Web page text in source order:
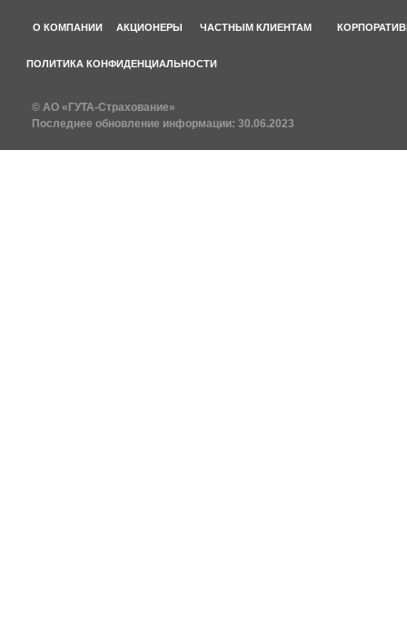
О КОМПАНИИ АКЦИОНЕРЫ ЧАСТНЫМ КЛИЕНТАМ
ПОЛИТИКА КОНФИДЕНЦИАЛЬНОСТИ
© АО «ГУТА-Страхование»
Последнее обновление информации: 30.06.2023